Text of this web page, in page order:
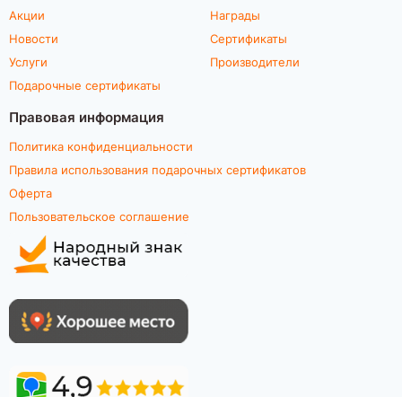
Акции
Новости
Услуги
Подарочные сертификаты
Награды
Сертификаты
Производители
Правовая информация
Политика конфиденциальности
Правила использования подарочных сертификатов
Оферта
Пользовательское соглашение